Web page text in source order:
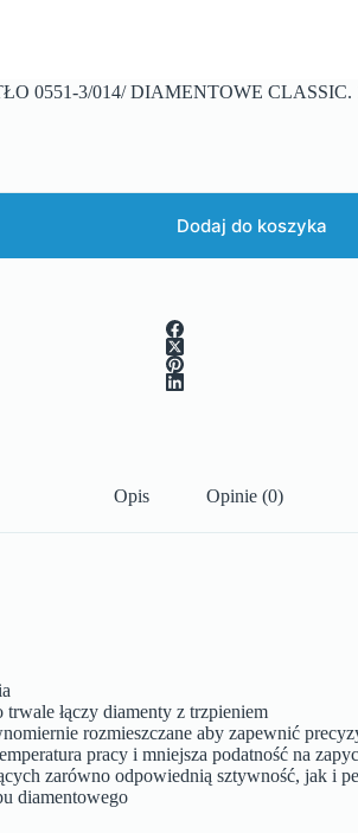
0551-3/014/ DIAMENTOWE
Dodaj do koszyka
Opis Opinie (0)
łączy diamenty z trzpieniem
rozmieszczane aby zapewnić
pracy i mniejsza podatność na
zarówno odpowiednią sztywność, jak i
diamentowego